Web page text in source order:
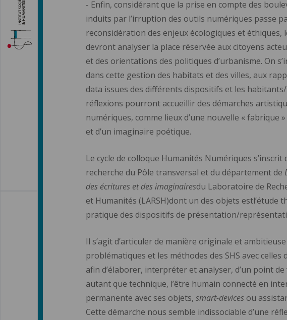
- Enfin, considérant que la prise en compte des
induits par l’irruption des outils numériques passe
reconsidération des enjeux écologiques et éthiques,
devront analyser la place réservée aux citoyens
et des orientations des politiques d’urbanisme. On
dans cette gestion des habitats et des villes, aux
data issues des différents dispositifs et les
réflexions pourront accueillir des démarches
numériques, comme lieux d’une nouvelle « fabrique
et d’un imaginaire poétique.
Le cycle de colloque Humanités Numériques s’inscrit
recherche du Pôle transversal et du département de
des écritures et des imaginairesdu Laboratoire de
et Humanités (LARSH)dont un des objets estl’étude
pratique des dispositifs de présentation/
Il s’agit d’articuler de manière originale et
problématiques et les méthodes des SHS avec celles
afin d’élaborer, interpréter et analyser, d’un point de
autant que technique, l’être humain connecté en
permanente avec ses objets, smart-devices ou
Cette démarche nous semble indissociable d’une